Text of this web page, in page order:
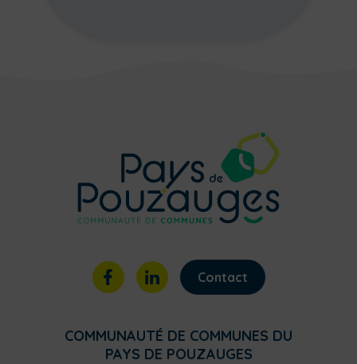
Contact
COMMUNAUTÉ DE COMMUNES DU
PAYS DE POUZAUGES